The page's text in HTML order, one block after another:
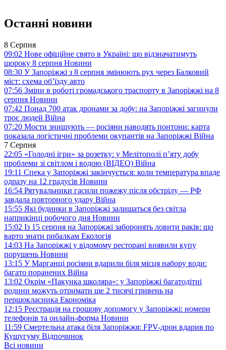
Останні новини
8 Серпня
09:02 Нове офіційне свято в Україні: що відзначатимуть
щороку 8 серпня Новини
08:30 У Запоріжжі з 8 серпня змінюють рух через Балковий
міст: схема об’їзду авто
07:56 Зміни в роботі громадського траспорту в Запоріжжі на 8
серпня Новини
07:42 Понад 700 атак дронами за добу: на Запоріжжі загинули
троє людей Війна
07:20 Мости знищують — росіяни наводять понтони: карта
показала логістичні проблеми окупантів на Запоріжжі Війна
7 Серпня
22:05 «Голодні ігри» за розетку: у Мелітополі п’яту добу
проблеми зі світлом і водою (ВІДЕО) Війна
19:11 Спека у Запоріжжі закінчується: коли температура впаде
одразу на 12 градусів Новини
16:54 Рятувальники гасили пожежу після обстрілу — РФ
завдала повторного удару Війна
15:55 Які будинки в Запоріжжі залишаться без світла
наприкінці робочого дня Новини
15:02 Із 15 серпня на Запоріжжі заборонять ловити раків: що
варто знати рибалкам Екологія
14:03 На Запоріжжі у відомому ресторані виявили купу
порушень Новини
13:15 У Марганці росіяни вдарили біля місця набору води:
багато поранених Війна
13:02 Окрім «Пакунка школяра»: у Запоріжжі багатодітні
родини можуть отримати ще 2 тисячі гривень на
першокласника Економіка
12:15 Реєстрація на грошову допомогу у Запоріжжі: номери
телефонів та онлайн-форма Новини
11:59 Смертельна атака біля Запоріжжя: FPV-дрон вдарив по
Кушугуму Відпочинок
Всі новини